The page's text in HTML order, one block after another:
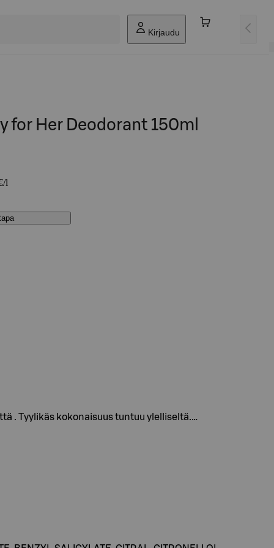
Kirjaudu
for Her Deodorant 150ml
l
. Tyylikäs kokonaisuus tuntuu ylelliseltä.…